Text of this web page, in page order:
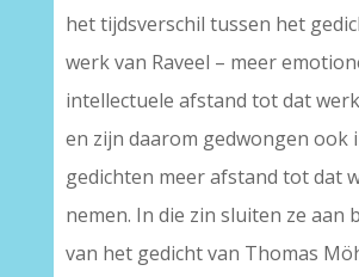
het tijdsverschil tussen het
werk van Raveel – meer
intellectuele afstand tot dat
en zijn daarom gedwongen ook
gedichten meer afstand tot dat
nemen. In die zin sluiten ze aan
van het gedicht van Thomas